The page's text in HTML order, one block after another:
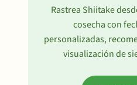
Rastrea Shiitake
cosecha con
personalizadas,
visualización de